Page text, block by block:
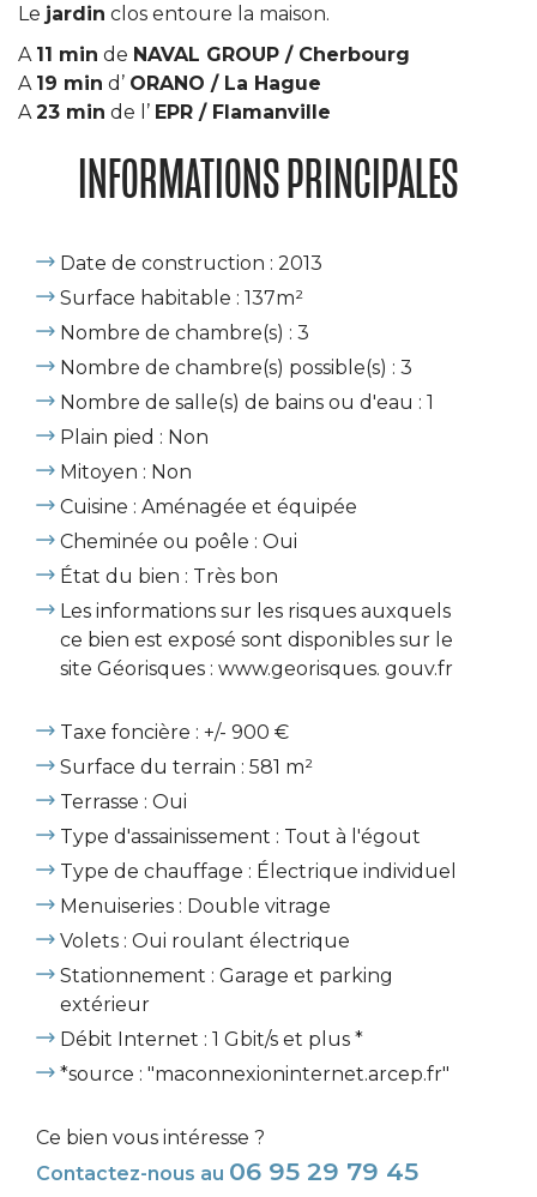
Le jardin clos entoure la maison.
A 11 min de NAVAL GROUP / Cherbourg
A 19 min d’ ORANO / La Hague
A 23 min de l’ EPR / Flamanville
INFORMATIONS PRINCIPALES
Date de construction : 2013
Surface habitable : 137m²
Nombre de chambre(s) : 3
Nombre de chambre(s) possible(s) : 3
Nombre de salle(s) de bains ou d'eau : 1
Plain pied : Non
Mitoyen : Non
Cuisine : Aménagée et équipée
Cheminée ou poêle : Oui
État du bien : Très bon
Les informations sur les risques auxquels
ce bien est exposé sont disponibles sur le
site Géorisques : www.georisques. gouv.fr
Taxe foncière : +/- 900 €
Surface du terrain : 581 m²
Terrasse : Oui
Type d'assainissement : Tout à l'égout
Type de chauffage : Électrique individuel
Menuiseries : Double vitrage
Volets : Oui roulant électrique
Stationnement : Garage et parking
extérieur
Débit Internet : 1 Gbit/s et plus *
*source : "maconnexioninternet.arcep.fr"
Ce bien vous intéresse ?
Contactez-nous au 06 95 29 79 45